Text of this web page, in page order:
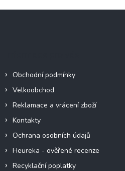
Obchodní podmínky
Velkoobchod
Reklamace a vrácení zboží
Kontakty
Ochrana osobních údajů
Heureka - ověřené recenze
Recyklační poplatky